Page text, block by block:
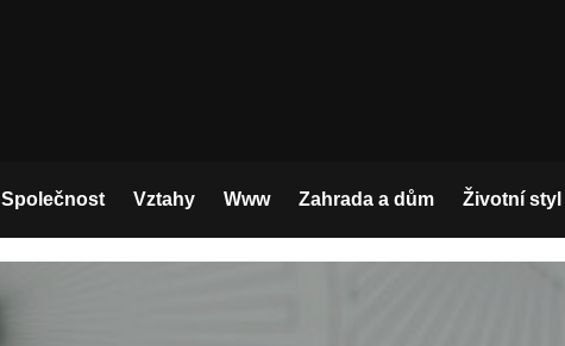
Společnost Vztahy Www Zahrada a dům Životní styl